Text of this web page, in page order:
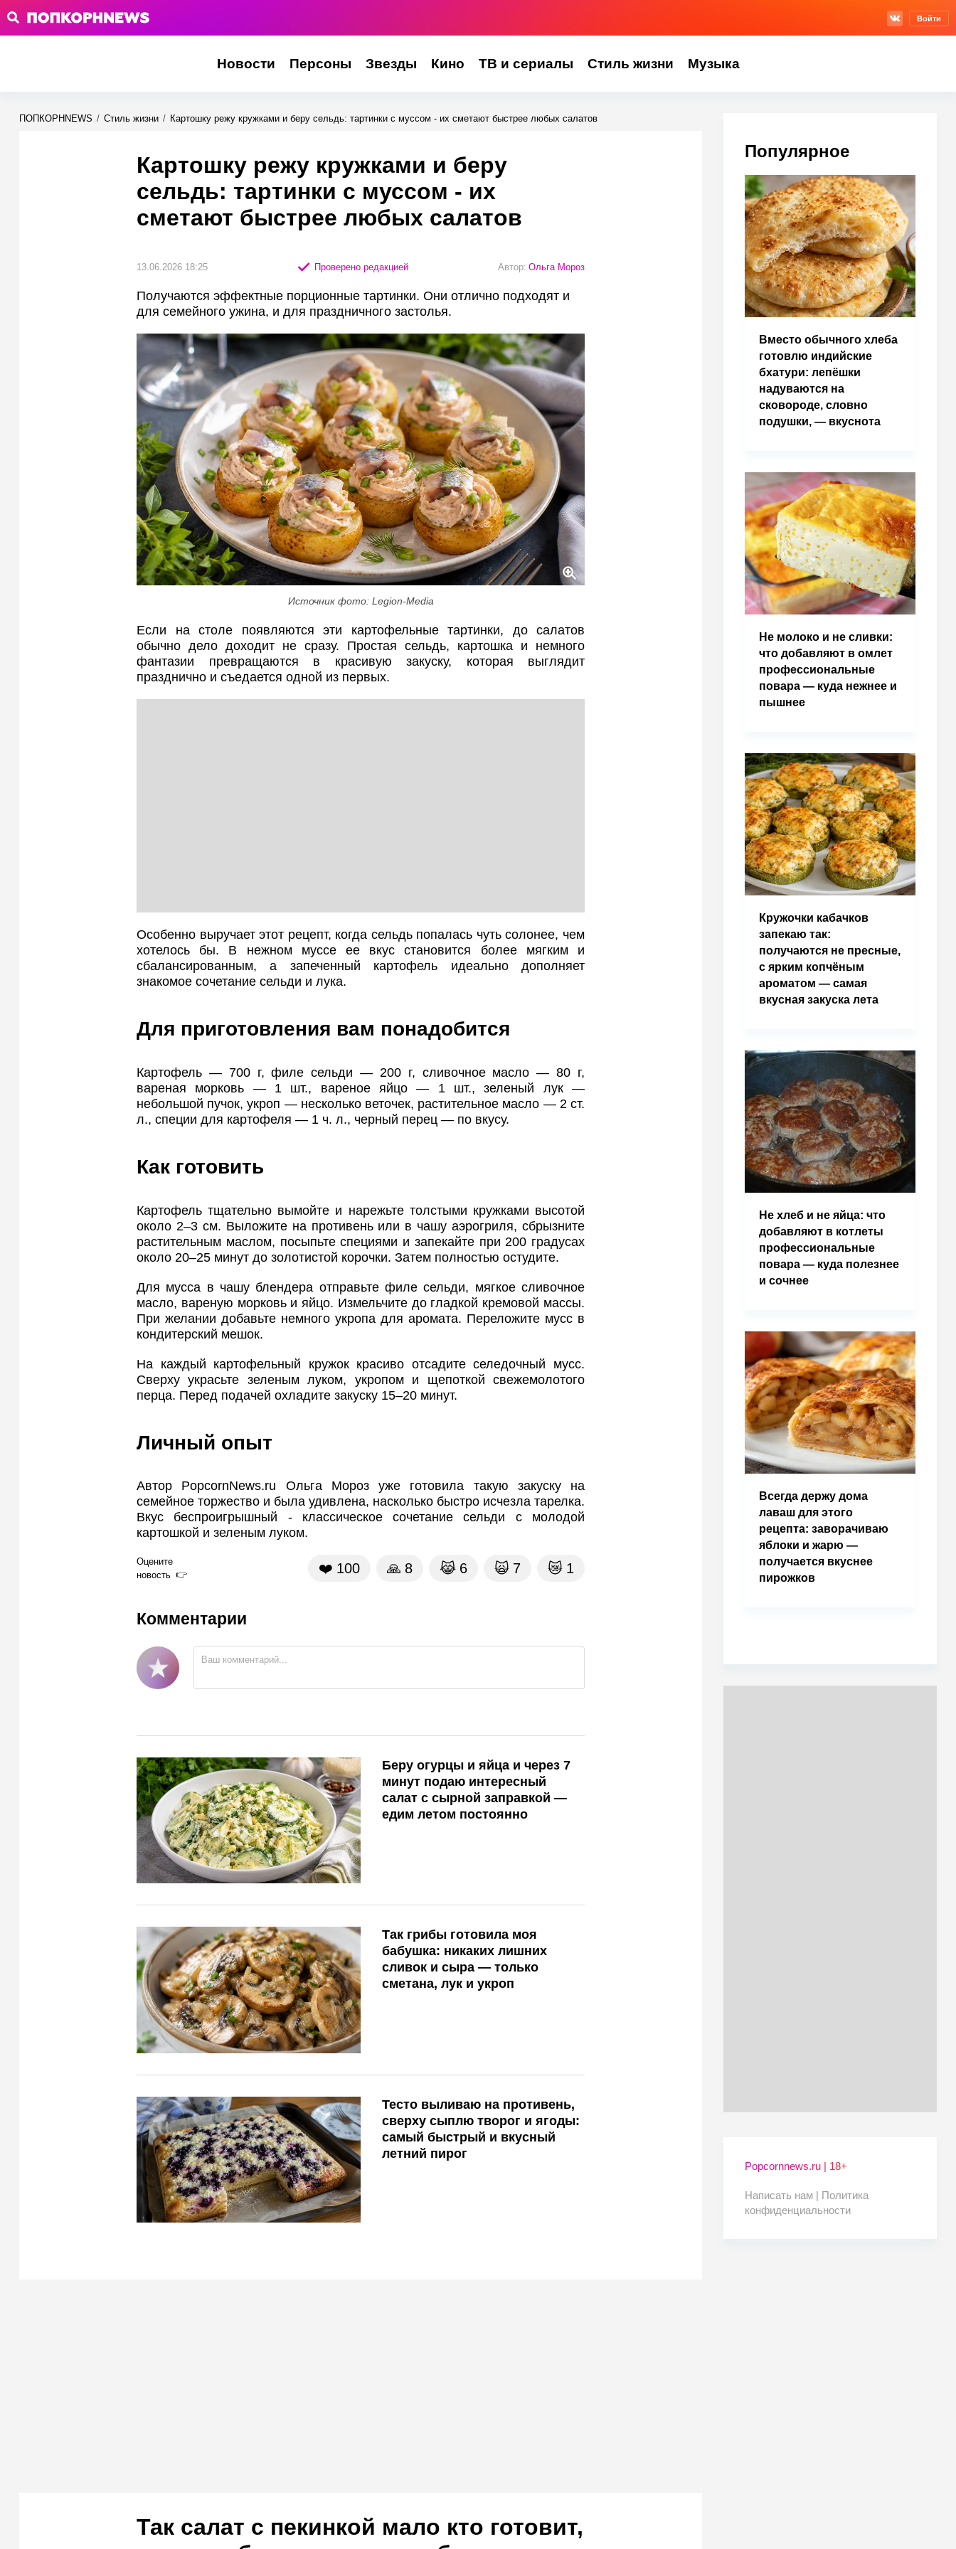
Войти
Новости Персоны Звезды Кино ТВ и сериалы Стиль жизни Музыка
ПОПКОРНNEWS / Стиль жизни / Картошку режу кружками и беру сельдь: тартинки с муссом - их сметают быстрее любых салатов
Картошку режу кружками и беру
сельдь: тартинки с муссом - их
сметают быстрее любых салатов
13.06.2026 18:25 Проверено редакцией Автор: Ольга Мороз
Получаются эффектные порционные тартинки. Они отлично подходят и
для семейного ужина, и для праздничного застолья.
Источник фото: Legion-Media
Если на столе появляются эти картофельные тартинки, до салатов
обычно дело доходит не сразу. Простая сельдь, картошка и немного
фантазии превращаются в красивую закуску, которая выглядит
празднично и съедается одной из первых.
Особенно выручает этот рецепт, когда сельдь попалась чуть солонее, чем
хотелось бы. В нежном муссе ее вкус становится более мягким и
сбалансированным, а запеченный картофель идеально дополняет
знакомое сочетание сельди и лука.
Для приготовления вам понадобится
Картофель — 700 г, филе сельди — 200 г, сливочное масло — 80 г,
вареная морковь — 1 шт., вареное яйцо — 1 шт., зеленый лук —
небольшой пучок, укроп — несколько веточек, растительное масло — 2 ст.
л., специи для картофеля — 1 ч. л., черный перец — по вкусу.
Как готовить
Картофель тщательно вымойте и нарежьте толстыми кружками высотой
около 2–3 см. Выложите на противень или в чашу аэрогриля, сбрызните
растительным маслом, посыпьте специями и запекайте при 200 градусах
около 20–25 минут до золотистой корочки. Затем полностью остудите.
Для мусса в чашу блендера отправьте филе сельди, мягкое сливочное
масло, вареную морковь и яйцо. Измельчите до гладкой кремовой массы.
При желании добавьте немного укропа для аромата. Переложите мусс в
кондитерский мешок.
На каждый картофельный кружок красиво отсадите селедочный мусс.
Сверху украсьте зеленым луком, укропом и щепоткой свежемолотого
перца. Перед подачей охладите закуску 15–20 минут.
Личный опыт
Автор PopcornNews.ru Ольга Мороз уже готовила такую закуску на
семейное торжество и была удивлена, насколько быстро исчезла тарелка.
Вкус беспроигрышный - классическое сочетание сельди с молодой
картошкой и зеленым луком.
Оцените
новость
❤️ 100 🙏 8 😹 6 🙀 7 😿 1
Комментарии
Беру огурцы и яйца и через 7
минут подаю интересный
салат с сырной заправкой —
едим летом постоянно
Так грибы готовила моя
бабушка: никаких лишних
сливок и сыра — только
сметана, лук и укроп
Тесто выливаю на противень,
сверху сыплю творог и ягоды:
самый быстрый и вкусный
летний пирог
Так салат с пекинкой мало кто готовит,
Популярное
Вместо обычного хлеба
готовлю индийские
бхатури: лепёшки
надуваются на
сковороде, словно
подушки, — вкуснота
Не молоко и не сливки:
что добавляют в омлет
профессиональные
повара — куда нежнее и
пышнее
Кружочки кабачков
запекаю так:
получаются не пресные,
с ярким копчёным
ароматом — самая
вкусная закуска лета
Не хлеб и не яйца: что
добавляют в котлеты
профессиональные
повара — куда полезнее
и сочнее
Всегда держу дома
лаваш для этого
рецепта: заворачиваю
яблоки и жарю —
получается вкуснее
пирожков
Popcornnews.ru | 18+
Написать нам | Политика
конфиденциальности